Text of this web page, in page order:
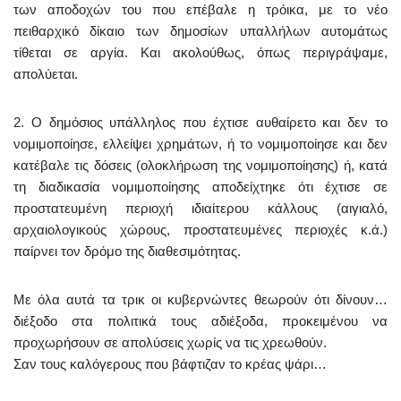
των αποδοχών του που επέβαλε η τρόικα, με το νέο
πειθαρχικό δίκαιο των δημοσίων υπαλλήλων αυτομάτως
τίθεται σε αργία. Και ακολούθως, όπως περιγράψαμε,
απολύεται.
2. Ο δημόσιος υπάλληλος που έχτισε αυθαίρετο και δεν το
νομιμοποίησε, ελλείψει χρημάτων, ή το νομιμοποίησε και δεν
κατέβαλε τις δόσεις (ολοκλήρωση της νομιμοποίησης) ή, κατά
τη διαδικασία νομιμοποίησης αποδείχτηκε ότι έχτισε σε
προστατευμένη περιοχή ιδιαίτερου κάλλους (αιγιαλό,
αρχαιολογικούς χώρους, προστατευμένες περιοχές κ.ά.)
παίρνει τον δρόμο της διαθεσιμότητας.
Με όλα αυτά τα τρικ οι κυβερνώντες θεωρούν ότι δίνουν…
διέξοδο στα πολιτικά τους αδιέξοδα, προκειμένου να
προχωρήσουν σε απολύσεις χωρίς να τις χρεωθούν.
Σαν τους καλόγερους που βάφτιζαν το κρέας ψάρι…